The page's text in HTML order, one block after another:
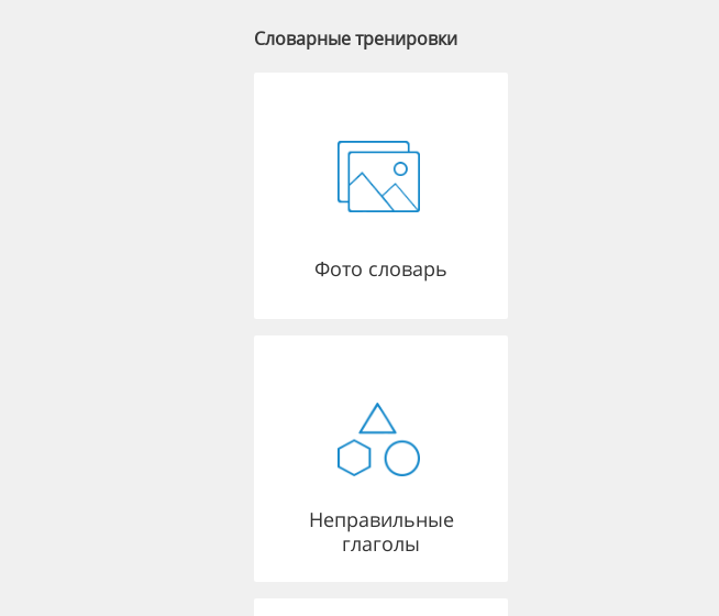
Словарные тренировки
Фото словарь
Неправильные
глаголы